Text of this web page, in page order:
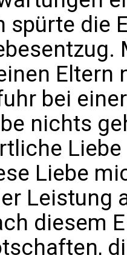
spürte die
Eltern
bei
nichts
Liebe
Leistung
diesem